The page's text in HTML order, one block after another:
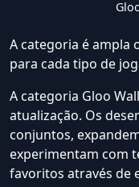
A categoria é ampla
para cada tipo de
A categoria Gloo
atualização. Os
conjuntos,
experimentam com
favoritos através de